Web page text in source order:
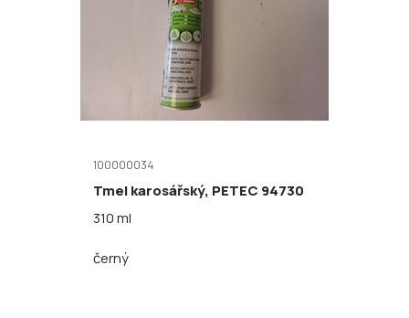
100000034
Tmel karosářský, PETEC 94730
310 ml
černý